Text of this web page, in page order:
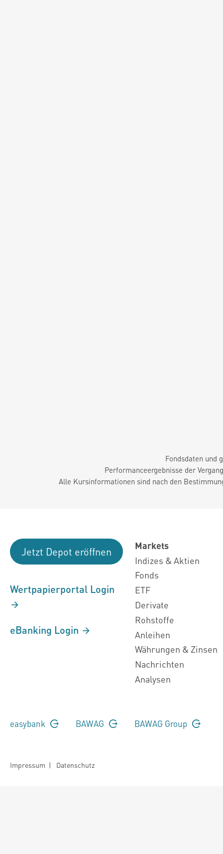
Fondsdaten und
Performanceergebnisse der
Alle Kursinformationen sind nach den
Jetzt Depot eröffnen
Wertpapierportal Login
eBanking Login
Markets
Indizes & Aktien
Fonds
ETF
Derivate
Rohstoffe
Anleihen
Währungen & Zinsen
Nachrichten
Analysen
easybank BAWAG BAWAG Group
Impressum | Datenschutz